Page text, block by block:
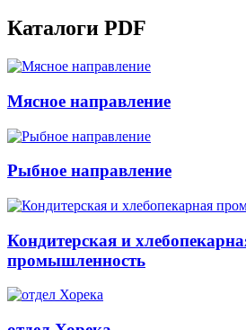
Каталоги PDF
Мясное направление
Рыбное направление
Кондитерская и
промышленность